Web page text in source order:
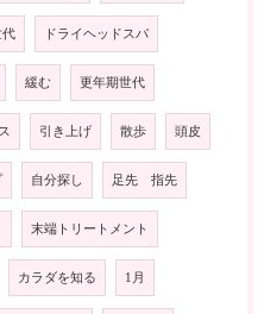
代 ドライヘッドスパ
緩む 更年期世代
引き上げ 散歩 頭皮
自分探し 足先 指先
末端トリートメント
カラダを知る 1月